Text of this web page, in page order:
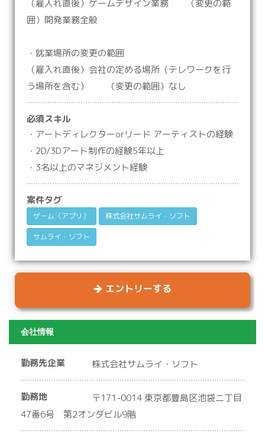
（雇入れ直後）ゲームデザイン業務 （変更の範
囲）開発業務全般
・就業場所の変更の範囲
（雇入れ直後）会社の定める場所（テレワークを行
う場所を含む） （変更の範囲）なし
必須スキル
・アートディレクターorリード アーティストの経験
・2D/3Dアート制作の経験5年以上
・3名以上のマネジメント経験
案件タグ
ゲーム（アプリ） 株式会社サムライ・ソフト
サムライ・ソフト
エントリーする
会社情報
勤務先企業 株式会社サムライ・ソフト
勤務地
〒171-0014 東京都豊島区池袋二丁目
47番6号 第2オンダビル9階